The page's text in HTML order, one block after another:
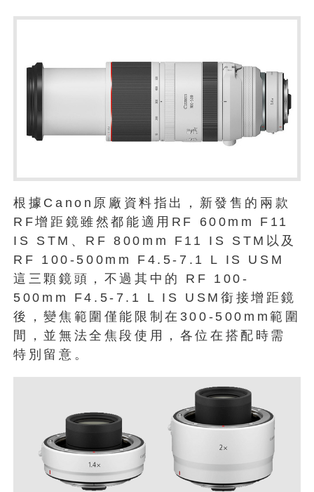
根據Canon原廠資料指出，新發售的兩款
RF增距鏡雖然都能適用RF 600mm F11
IS STM、RF 800mm F11 IS STM以及
RF 100-500mm F4.5-7.1 L IS USM
這三顆鏡頭，不過其中的 RF 100-
500mm F4.5-7.1 L IS USM銜接增距鏡
後，變焦範圍僅能限制在300-500mm範圍
間，並無法全焦段使用，各位在搭配時需
特別留意。